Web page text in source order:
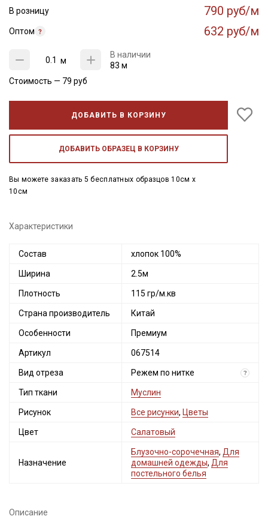
В розницу 790 руб/м
Оптом 632 руб/м
м
В наличии
83 м
Стоимость — 79 руб
ДОБАВИТЬ В КОРЗИНУ
ДОБАВИТЬ ОБРАЗЕЦ В КОРЗИНУ
Вы можете заказать 5 бесплатных образцов 10см x
10см
Характеристики
Состав хлопок 100%
Ширина 2.5м
Плотность 115 гр/м.кв
Страна производитель Китай
Особенности Премиум
Артикул 067514
Вид отреза Режем по нитке ?
Тип ткани Муслин
Рисунок Все рисунки, Цветы
Цвет Салатовый
Назначение
Блузочно-сорочечная, Для
домашней одежды, Для
постельного белья
Описание
Секретная рассылка от Купава
Мы публикуем здесь дополнительные
промокоды и скидки до 30% на узкие
категории тканей